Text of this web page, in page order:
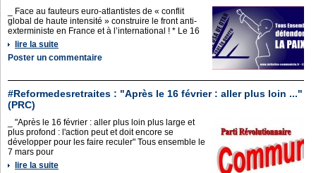
_ Face au fauteurs euro-atlantistes de « conflit
global de haute intensité » construire le front anti-
exterministe en France et à l’international ! * Le 16
lire la suite
Poster un commentaire
#Reformedesretraites : "Après le 16 février : aller plus loin ..."
(PRC)
_ "Après le 16 février : aller plus loin plus large et
plus profond : l'action peut et doit encore se
développer pour les faire reculer" Tous ensemble le
7 mars pour
lire la suite